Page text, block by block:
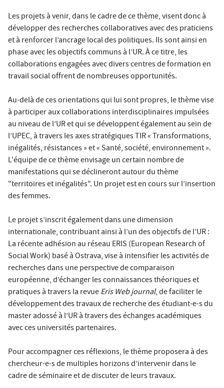
Les projets à venir, dans le cadre de ce thème, visent donc à
développer des recherches collaboratives avec des praticiens
et à renforcer l’ancrage local des politiques. Ils sont ainsi en
phase avec les objectifs communs à l’UR. À ce titre, les
collaborations engagées avec divers centres de formation en
travail social offrent de nombreuses opportunités.
Au-delà de ces orientations qui lui sont propres, le thème vise
à participer aux collaborations interdisciplinaires impulsées
au niveau de l’UR et qui se développent également au sein de
l’UPEC, à travers les axes stratégiques TIR « Transformations,
inégalités, résistances » et « Santé, société, environnement ».
L'équipe de ce thème envisage un certain nombre de
manifestations qui se déclineront autour du thème
"territoires et inégalités". Un projet est en cours sur l’insertion
des femmes.
Le projet s’inscrit également dans une dimension
internationale, contribuant ainsi à l’un des objectifs de l’UR :
La récente adhésion au réseau ERIS (European Research of
Social Work) basé à Ostrava, vise à intensifier les activités de
recherches dans une perspective de comparaison
européenne, d’échanger les connaissances théoriques et
pratiques à travers la revueEris Web journal, de faciliter le
développement des travaux de recherche des étudiant-e-s du
master adossé à l’UR à travers des échanges académiques
avec ces universités partenaires.
Pour accompagner ces réflexions, le thème proposera à des
chercheur-e-s de multiples horizons d’intervenir dans le
cadre de séminaire et de discuter de leurs travaux.